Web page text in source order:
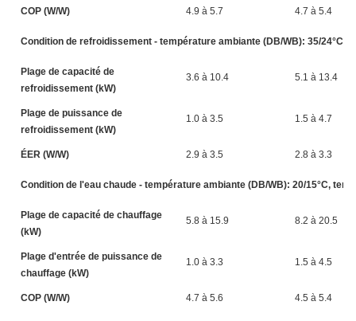
COP (W/W) 4.9 à 5.7 4.7 à 5.4
Condition de refroidissement - température ambiante (DB/WB): 35/24°C,
Plage de capacité de
refroidissement (kW)
3.6 à 10.4 5.1 à 13.4
Plage de puissance de
refroidissement (kW)
1.0 à 3.5 1.5 à 4.7
ÉER (W/W) 2.9 à 3.5 2.8 à 3.3
Condition de l'eau chaude - température ambiante (DB/WB): 20/15°C,
Plage de capacité de chauffage
(kW)
5.8 à 15.9 8.2 à 20.5
Plage d'entrée de puissance de
chauffage (kW)
1.0 à 3.3 1.5 à 4.5
COP (W/W) 4.7 à 5.6 4.5 à 5.4